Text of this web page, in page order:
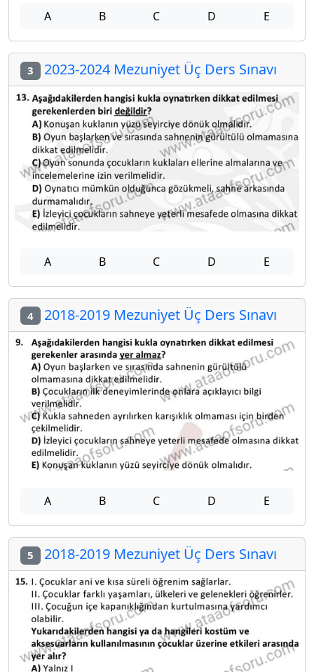
A B C D E
3 2023-2024 Mezuniyet Üç Ders Sınavı
A B C D E
4 2018-2019 Mezuniyet Üç Ders Sınavı
A B C D E
5 2018-2019 Mezuniyet Üç Ders Sınavı